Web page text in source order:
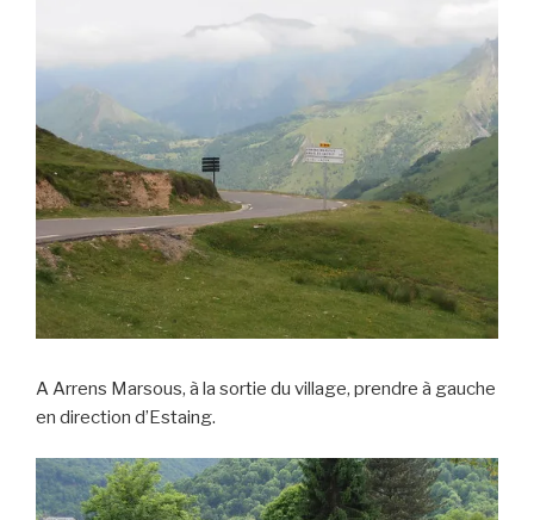
A Arrens Marsous, à la sortie du village, prendre à gauche
en direction d’Estaing.